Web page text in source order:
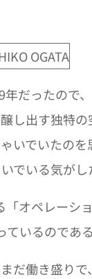
だったので
し出す独特
いでいたのを
いる気がし
オペレーシ
いるのである
だ働き盛り